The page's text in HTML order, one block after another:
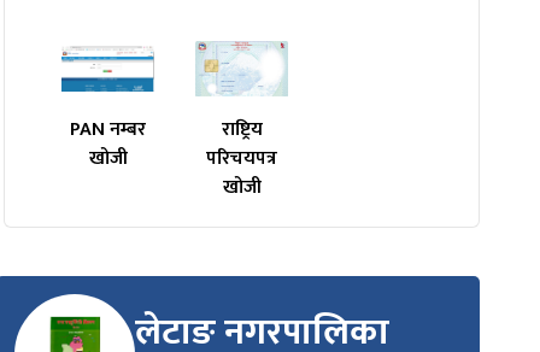
PAN नम्बर
खोजी
राष्ट्रिय
परिचयपत्र
खोजी
लेटाङ नगरपालिका